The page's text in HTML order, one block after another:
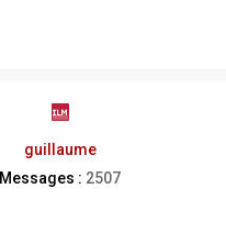
guillaume
Messages : 2507